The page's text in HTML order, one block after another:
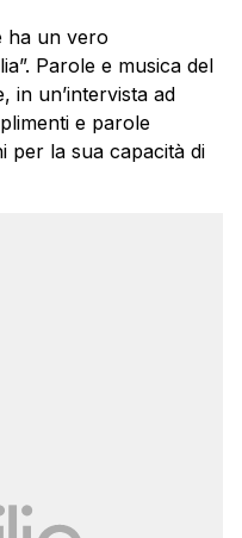
ha un vero
Parole e musica del
in un’intervista ad
e parole
per la sua capacità di